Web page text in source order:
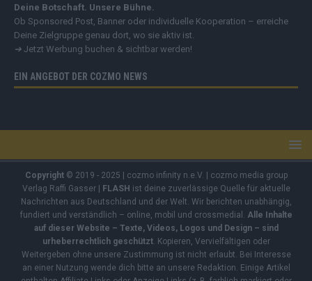
Deine Botschaft. Unsere Bühne.
Ob Sponsored Post, Banner oder individuelle Kooperation – erreiche
Deine Zielgruppe genau dort, wo sie aktiv ist.
➔ Jetzt Werbung buchen & sichtbar werden!
EIN ANGEBOT DER COZMO NEWS
Copyright© 2019 - 2025 | cozmo infinity n.e.V. | cozmo media group
Verlag Raffi Gasser |
FLASH ist deine zuverlässige Quelle für aktuelle
Nachrichten aus Deutschland und der Welt. Wir berichten unabhängig,
fundiert und verständlich – online, mobil und crossmedial. Alle Inhalte
auf dieser Website – Texte, Videos, Logos und Design – sind
urheberrechtlich geschützt. Kopieren, Vervielfältigen oder
Weitergeben ohne unsere Zustimmung ist nicht erlaubt. Bei Interesse
an einer Nutzung wende dich bitte an unsere Redaktion. Einige Artikel